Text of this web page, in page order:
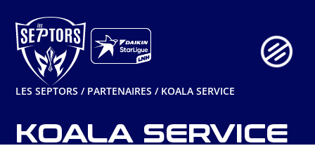
contenu
LES SEPTORS / PARTENAIRES / KOALA SERVICE
KOALA SERVICE